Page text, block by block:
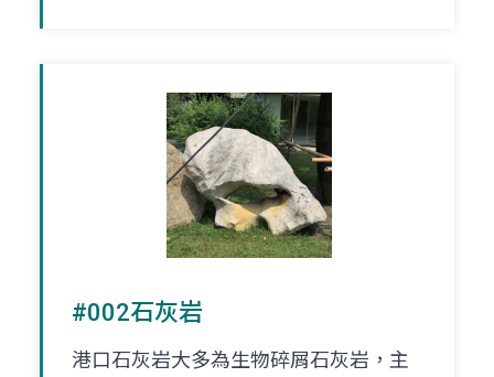
#002石灰岩
港口石灰岩大多為生物碎屑石灰岩，主